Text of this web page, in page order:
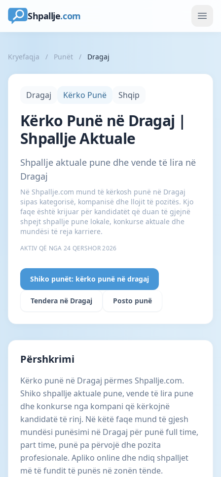
Shpallje.com
Kryefaqja / Punët / Dragaj
Dragaj Kërko Punë Shqip
Kërko Punë në Dragaj |
Shpallje Aktuale
Shpallje aktuale pune dhe vende të lira në
Dragaj
Në Shpallje.com mund të kërkosh punë në Dragaj
sipas kategorisë, kompanisë dhe llojit të pozitës. Kjo
faqe është krijuar për kandidatët që duan të gjejnë
shpejt shpallje pune lokale, konkurse aktuale dhe
mundësi të reja karriere.
AKTIV QË NGA 24 QERSHOR 2026
Shiko punët: kërko punë në dragaj
Tendera në Dragaj Posto punë
Përshkrimi
Kërko punë në Dragaj përmes Shpallje.com.
Shiko shpallje aktuale pune, vende të lira pune
dhe konkurse nga kompani që kërkojnë
kandidatë të rinj. Në këtë faqe mund të gjesh
mundësi punësimi në Dragaj për punë full time,
part time, punë pa përvojë dhe pozita
profesionale. Apliko online dhe ndiq shpalljet
më të fundit të punës në zonën tënde.